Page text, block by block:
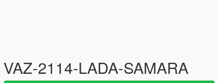
VAZ-2114-LADA-SAMARA